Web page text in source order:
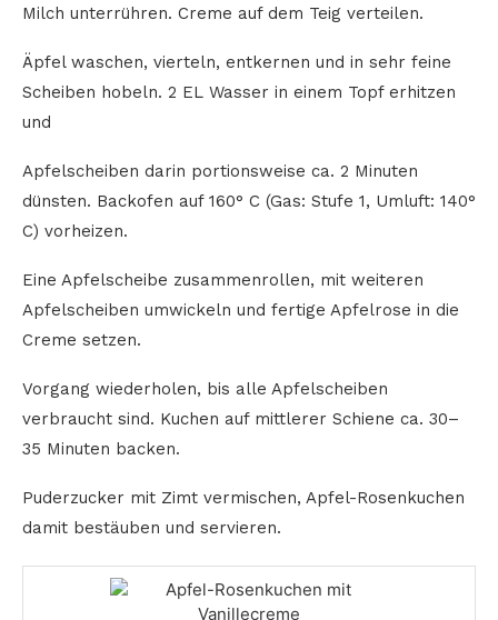
Milch unterrühren. Creme auf dem Teig verteilen.
Äpfel waschen, vierteln, entkernen und in sehr feine
Scheiben hobeln. 2 EL Wasser in einem Topf erhitzen
und
Apfelscheiben darin portionsweise ca. 2 Minuten
dünsten. Backofen auf 160° C (Gas: Stufe 1, Umluft: 140°
C) vorheizen.
Eine Apfelscheibe zusammenrollen, mit weiteren
Apfelscheiben umwickeln und fertige Apfelrose in die
Creme setzen.
Vorgang wiederholen, bis alle Apfelscheiben
verbraucht sind. Kuchen auf mittlerer Schiene ca. 30–
35 Minuten backen.
Puderzucker mit Zimt vermischen, Apfel-Rosenkuchen
damit bestäuben und servieren.